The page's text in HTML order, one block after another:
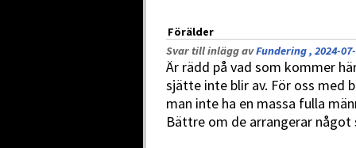
Förälder
Svar till inlägg avFundering , 2024-
Är rädd på vad som kommer
sjätte inte blir av. För oss med
man inte ha en massa fulla
Bättre om de arrangerar